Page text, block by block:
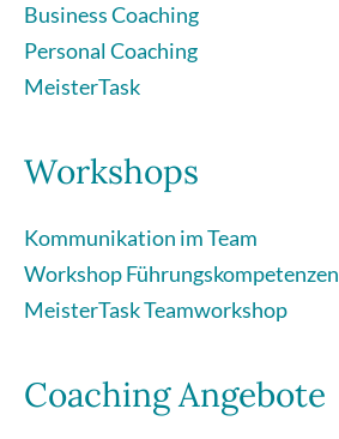
Business Coaching
Personal Coaching
MeisterTask
Workshops
Kommunikation im Team
Workshop Führungskompetenzen
MeisterTask Teamworkshop
Coaching Angebote